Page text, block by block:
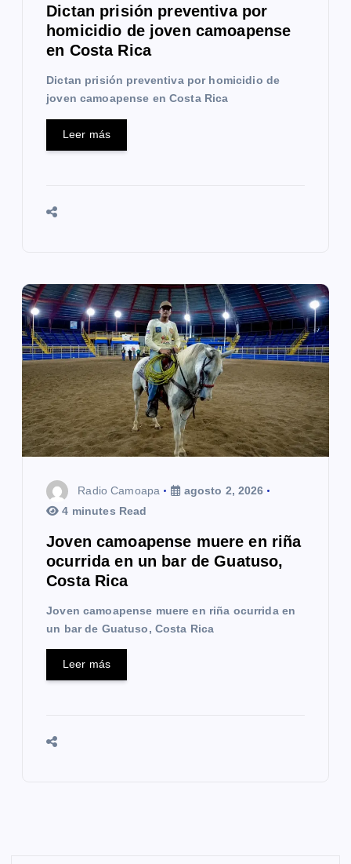
Dictan prisión preventiva por
homicidio de joven camoapense
en Costa Rica
Dictan prisión preventiva por homicidio de
joven camoapense en Costa Rica
Leer más
Radio Camoapa
agosto 2, 2026
4 minutes Read
Joven camoapense muere en riña
ocurrida en un bar de Guatuso,
Costa Rica
Joven camoapense muere en riña ocurrida en
un bar de Guatuso, Costa Rica
Leer más